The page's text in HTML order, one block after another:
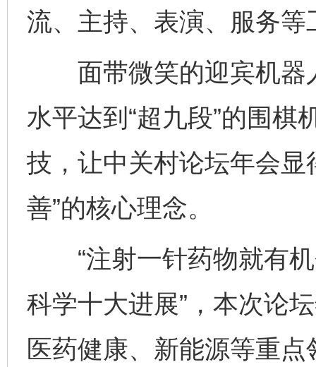
流、主持、表演、服务
面带微笑的迎宾机器
水平达到“超九段”的围
技，让中关村论坛年会显
善”的核心理念。
“注射一针药物就有机
科学十大进展”，本次论
医药健康、新能源等重点